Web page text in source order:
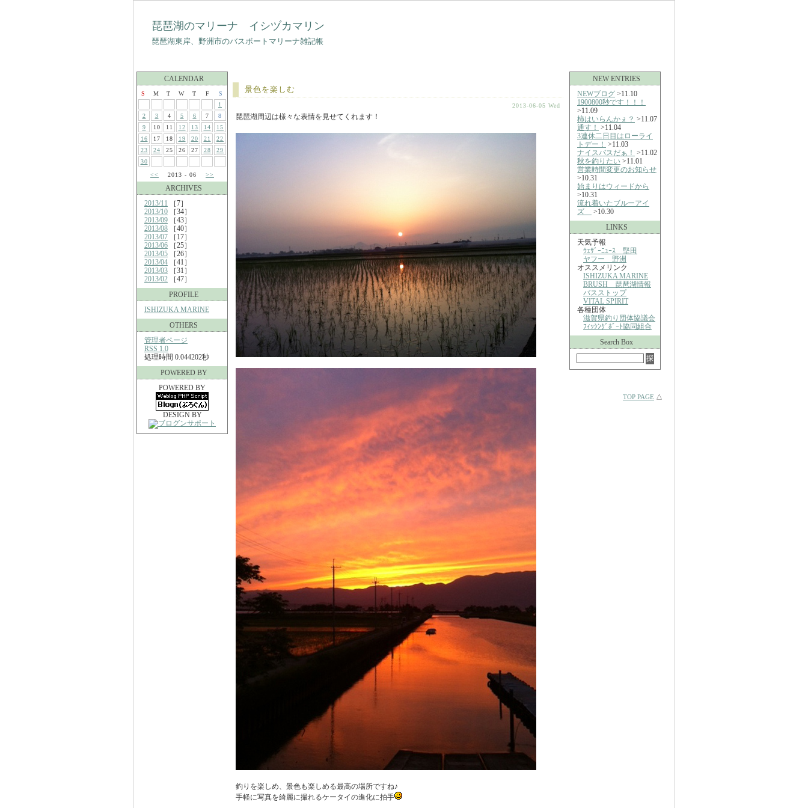
琵琶湖のマリーナ イシヅカマリン
琵琶湖東岸、野洲市のバスボートマリーナ雑記帳
CALENDAR
S M T W T F
S
1
2
3 4 5 6 7
8
9
10 11 12 13 14
15
16
17 18 19 20 21
22
23
24 25 26 27 28
29
30
<<
2013 - 06 >>
ARCHIVES
2013/11 ［7］
2013/10 ［34］
2013/09 ［43］
2013/08 ［40］
2013/07 ［17］
2013/06 ［25］
2013/05 ［26］
2013/04 ［41］
2013/03 ［31］
2013/02 ［47］
PROFILE
ISHIZUKA MARINE
OTHERS
管理者ページ
RSS 1.0
処理時間 0.044202秒
POWERED BY
POWERED BY
DESIGN BY
景色を楽しむ
2013-06-05 Wed
琵琶湖周辺は様々な表情を見せてくれます！
釣りを楽しめ、景色も楽しめる最高の場所ですね♪
手軽に写真を綺麗に撮れるケータイの進化に拍手
NEW ENTRIES
NEWブログ >11.10
1900800秒です！！！
>11.09
柿はいらんかぇ？ >11.07
通す！ >11.04
3連休二日目はローライ
トデー！ >11.03
ナイスバスだぁ！ >11.02
秋を釣りたい >11.01
営業時間変更のお知らせ
>10.31
始まりはウィードから
>10.31
流れ着いたブルーアイ
ズ
>10.30
LINKS
天気予報
ｳｪｻﾞｰﾆｭｰｽ 堅田
ヤフー 野洲
オススメリンク
ISHIZUKA MARINE
BRUSH 琵琶湖情報
バスストップ
VITAL SPIRIT
各種団体
滋賀県釣り団体協議会
ﾌｨｯｼﾝｸﾞﾎﾞｰﾄ協同組合
Search Box
TOP PAGE △